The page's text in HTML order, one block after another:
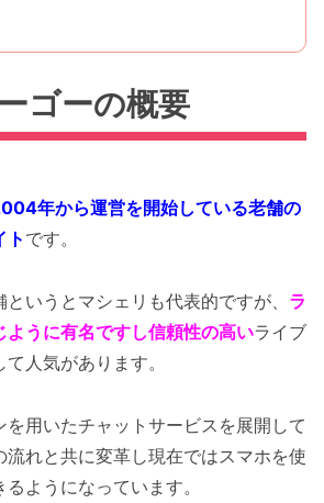
ゴーの概要
年から運営を開始している老舗の
ト です。
というとマシェリも代表的ですが、 ラ
ように有名ですし信頼性の高いライブ
人気があります。
を用いたチャットサービスを展開して
流れと共に変革し現在ではスマホを使
ようになっています。